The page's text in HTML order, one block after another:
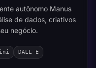
autônomo Manus
de dados, criativos
negócio.
DALL-E